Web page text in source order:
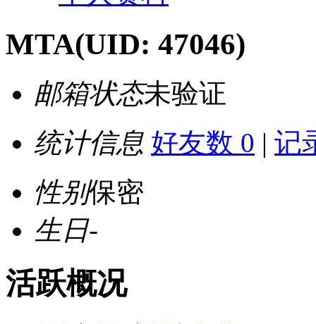
MTA(UID: 47046)
邮箱状态未验证
统计信息 好友数 0 | 记
性别保密
生日-
活跃概况